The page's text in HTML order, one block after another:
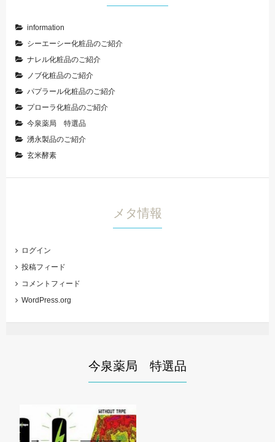
information
シーエーシー化粧品のご紹介
ナレル化粧品のご紹介
ノブ化粧品のご紹介
パプラール化粧品のご紹介
プローラ化粧品のご紹介
今泉薬局 特選品
湧永製品のご紹介
玄米酵素
メタ情報
ログイン
投稿フィード
コメントフィード
WordPress.org
今泉薬局 特選品